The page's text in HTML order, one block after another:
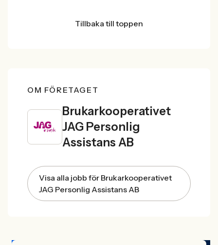
Tillbaka till toppen
OM FÖRETAGET
Brukarkooperativet
JAG Personlig
Assistans AB
Visa alla jobb för Brukarkooperativet
JAG Personlig Assistans AB